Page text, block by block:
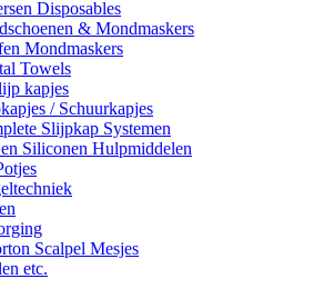
Disposables
& Mondmaskers
Mondmaskers
Towels
kapjes
/ Schuurkapjes
Slijpkap Systemen
Siliconen Hulpmiddelen
Scalpel Mesjes
etc.